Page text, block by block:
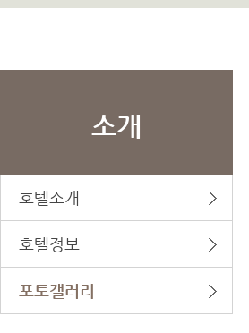
소개
호텔소개
호텔정보
포토갤러리